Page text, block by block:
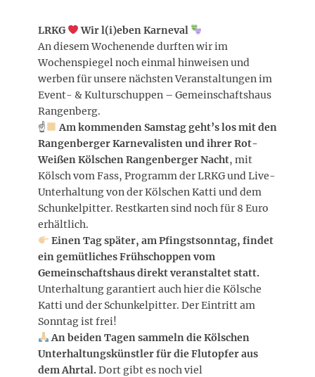
LRKG
Wir l(i)eben Karneval
An diesem Wochenende durften wir im
Wochenspiegel noch einmal hinweisen und
werben für unsere nächsten Veranstaltungen im
Event- & Kulturschuppen – Gemeinschaftshaus
Rangenberg.
☝
Am kommenden Samstag geht’s los mit den
Rangenberger Karnevalisten und ihrer Rot-
Weißen Kölschen Rangenberger Nacht, mit
Kölsch vom Fass, Programm der LRKG und Live-
Unterhaltung von der Kölschen Katti und dem
Schunkelpitter. Restkarten sind noch für 8 Euro
erhältlich.
Einen Tag später, am Pfingstsonntag, findet
ein gemütliches Frühschoppen vom
Gemeinschaftshaus direkt veranstaltet statt.
Unterhaltung garantiert auch hier die Kölsche
Katti und der Schunkelpitter. Der Eintritt am
Sonntag ist frei!
An beiden Tagen sammeln die Kölschen
Unterhaltungskünstler für die Flutopfer aus
dem Ahrtal. Dort gibt es noch viel